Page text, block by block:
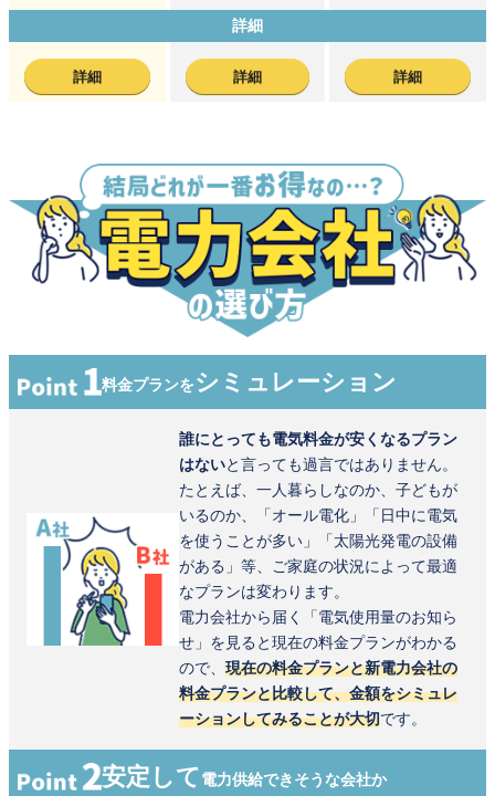
詳細
詳細 詳細 詳細
料金プランをシミュレーション
誰にとっても電気料金が安くなるプラン
はないと言っても過言ではありません。
たとえば、一人暮らしなのか、子どもが
いるのか、「オール電化」「日中に電気
を使うことが多い」「太陽光発電の設備
がある」等、ご家庭の状況によって最適
なプランは変わります。
電力会社から届く「電気使用量のお知ら
せ」を見ると現在の料金プランがわかる
ので、 現在の料金プランと新電力会社の
料金プランと比較して、金額をシミュレ
ーションしてみることが大切です。
安定して電力供給できそうな会社か